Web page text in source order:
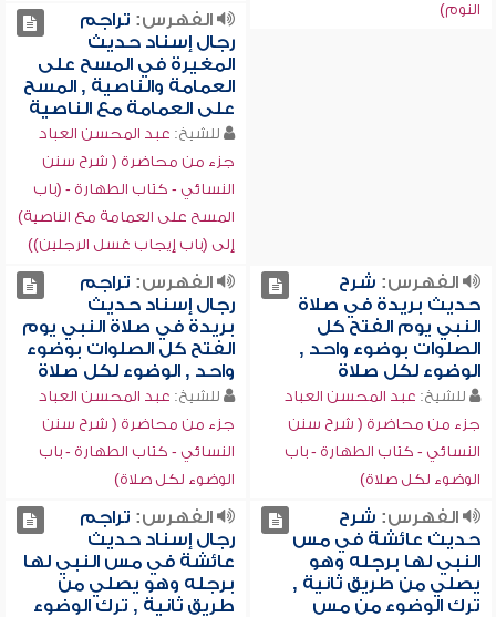
النوم)
الفهرس: تراجم
رجال إسناد حديث
المغيرة في المسح على
العمامة والناصية , المسح
على العمامة مع الناصية
للشيخ: عبد المحسن العباد
جزء من محاضرة ( شرح سنن
النسائي - كتاب الطهارة - (باب
المسح على العمامة مع الناصية)
إلى (باب إيجاب غسل الرجلين))
الفهرس: شرح
حديث بريدة في صلاة
النبي يوم الفتح كل
الصلوات بوضوء واحد ,
الوضوء لكل صلاة
للشيخ: عبد المحسن العباد
جزء من محاضرة ( شرح سنن
النسائي - كتاب الطهارة - باب
الوضوء لكل صلاة)
الفهرس: تراجم
رجال إسناد حديث
بريدة في صلاة النبي يوم
الفتح كل الصلوات بوضوء
واحد , الوضوء لكل صلاة
للشيخ: عبد المحسن العباد
جزء من محاضرة ( شرح سنن
النسائي - كتاب الطهارة - باب
الوضوء لكل صلاة)
الفهرس: شرح
حديث عائشة في مس
النبي لها برجله وهو
يصلي من طريق ثانية ,
ترك الوضوء من مس
الفهرس: تراجم
رجال إسناد حديث
عائشة في مس النبي لها
برجله وهو يصلي من
طريق ثانية , ترك الوضوء